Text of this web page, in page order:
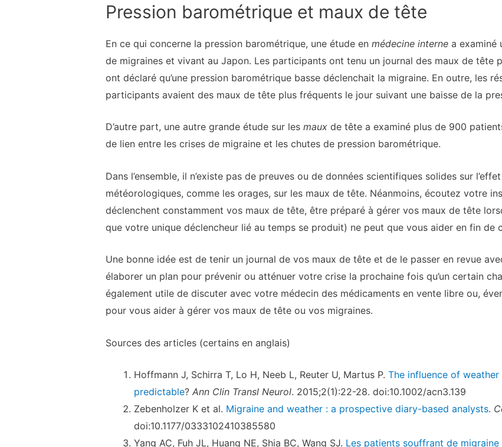
Pression barométrique et maux de tête
En ce qui concerne la pression barométrique, une étude en médecine internea examiné
de migraines et vivant au Japon. Les participants ont tenu un journal des maux de tête
ont déclaré qu’une pression barométrique basse déclenchait la migraine. En outre, les
participants avaient des maux de tête plus fréquents le jour suivant une baisse de la
D’autre part, une autre grande étude sur les mauxde tête a examiné plus de 900
de lien entre les crises de migraine et les chutes de pression barométrique.
Dans l’ensemble, il n’existe pas de preuves ou de données scientifiques solides sur
météorologiques, comme les orages, sur les maux de tête. Néanmoins, écoutez votre
déclenchent constamment vos maux de tête, être préparé à gérer vos maux de tête
que votre unique déclencheur lié au temps se produit) ne peut que vous aider en fin de
Une bonne idée est de tenir un journal de vos maux de tête et de le passer en revue
élaborer un plan pour prévenir ou atténuer votre crise la prochaine fois qu’un certain
également utile de discuter avec votre médecin des médicaments en vente libre ou,
pour vous aider à gérer vos maux de tête ou vos migraines.
Sources des articles (certains en anglais)
Hoffmann J, Schirra T, Lo H, Neeb L, Reuter U, Martus P. The influence of
predictable? Ann Clin Transl Neurol. 2015;2(1):22-28. doi:10.1002/acn3.139
Zebenholzer K et al. Migraine and weather : a prospective diary-based analysts.
doi:10.1177/0333102410385580
Yang AC, Fuh JL, Huang NE, Shia BC, Wang SJ. Les patients souffrant de